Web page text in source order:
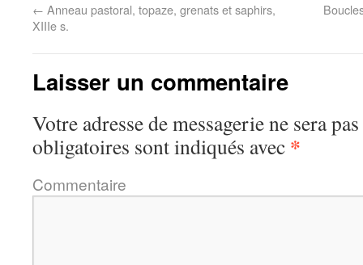
← Anneau pastoral, topaze, grenats et saphirs,
XIIIe s.
Laisser un commentaire
Votre adresse de messagerie ne sera
obligatoires sont indiqués avec *
Commentaire